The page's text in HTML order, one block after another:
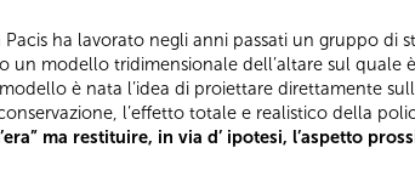
Pacis ha lavorato negli anni passati un gruppo
un modello tridimensionale dell’altare sul quale
è nata l’idea di proiettare direttamente
l’effetto totale e realistico della
ma restituire, in via d’ ipotesi, l’aspetto